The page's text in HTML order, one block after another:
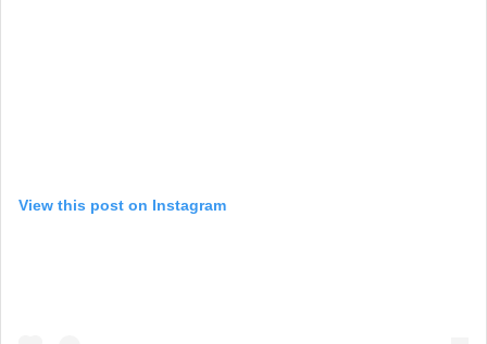
View this post on Instagram